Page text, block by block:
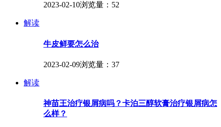
2023-02-10浏览量：52
解读
牛皮鲜要怎么治
2023-02-09浏览量：37
解读
神苗王治疗银屑病吗？卡泊三醇软膏治疗银屑病怎
么样？